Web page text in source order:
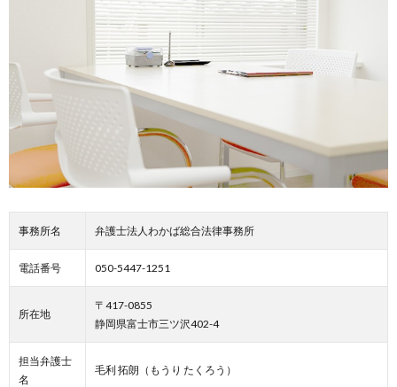
事務所名 弁護士法人わかば総合法律事務所
電話番号 050-5447-1251
所在地
〒417-0855
静岡県富士市三ツ沢402-4
担当弁護士
名
毛利 拓朗（もうり たくろう）